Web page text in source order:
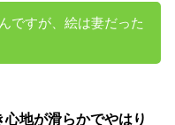
ですが、絵は妻だった
心地が滑らかでやはり